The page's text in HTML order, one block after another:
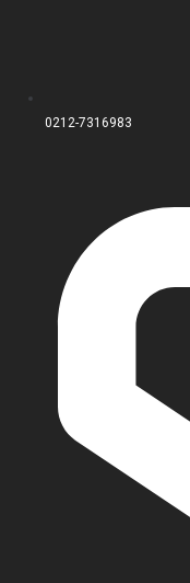
0212-7316983